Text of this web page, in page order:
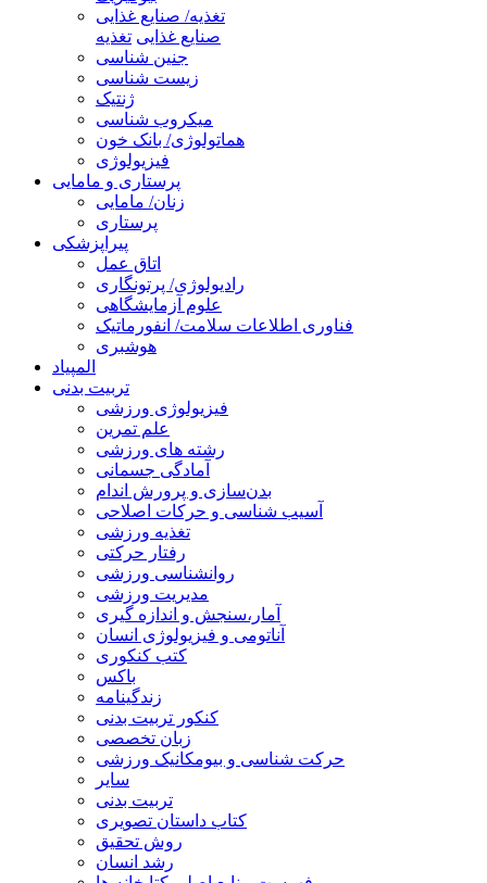
تغذیه/ صنایع غذایی
صنایع غذایی تغذیه
جنین شناسی
زیست شناسی
ژنتیک
میکروب شناسی
هماتولوژی/ بانک خون
فیزیولوژی
پرستاری و مامایی
زنان/ مامایی
پرستاری
پیراپزشکی
اتاق عمل
رادیولوژی/ پرتونگاری
علوم آزمایشگاهی
فناوری اطلاعات سلامت/ انفورماتیک
هوشبری
المپیاد
تربیت بدنی
فیزیولوژی ورزشی
علم تمرین
رشته های ورزشی
آمادگی جسمانی
بدن‌سازی و پرورش اندام
آسیب شناسی و حرکات اصلاحی
تغذیه ورزشی
رفتار حرکتی
روانشناسی ورزشی
مدیریت ورزشی
آمار،سنجش و اندازه گیری
آناتومی و فیزیولوژی انسان
کتب کنکوری
باکس
زندگینامه
کنکور تربیت بدنی
زبان تخصصی
حرکت شناسی و بیومکانیک ورزشی
سایر
تربیت بدنی
کتاب داستان تصویری
روش تحقیق
رشد انسان